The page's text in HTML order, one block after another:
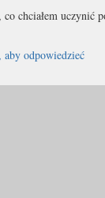
chciałem uczynić
odpowiedzieć